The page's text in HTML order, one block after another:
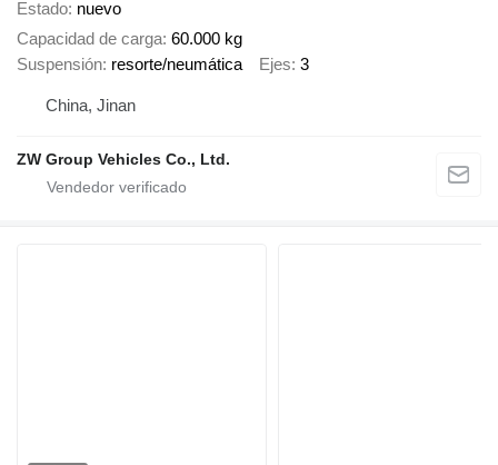
Estado nuevo
Capacidad de carga 60.000 kg
Suspensión resorte/neumática Ejes 3
China, Jinan
ZW Group Vehicles Co., Ltd.